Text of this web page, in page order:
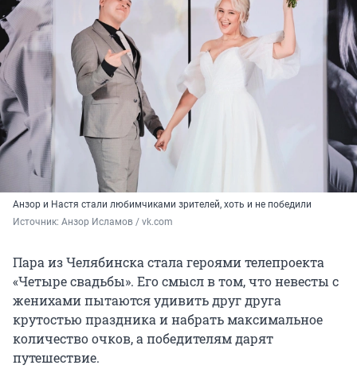
Анзор и Настя стали любимчиками зрителей, хоть и не победили
Источник: Анзор Исламов / vk.com
Пара из Челябинска стала героями телепроекта
«Четыре свадьбы». Его смысл в том, что невесты с
женихами пытаются удивить друг друга
крутостью праздника и набрать максимальное
количество очков, а победителям дарят
путешествие.